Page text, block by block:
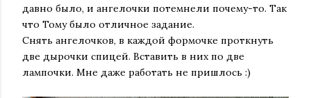
давно было, и ангелочки потемнели почему-то. Так
что Тому было отличное задание.
Снять ангелочков, в каждой формочке проткнуть
две дырочки спицей. Вставить в них по две
лампочки. Мне даже работать не пришлось :)